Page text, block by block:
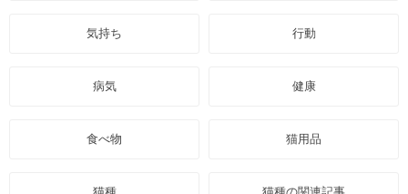
気持ち 行動
病気 健康
食べ物 猫用品